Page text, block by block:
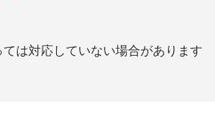
は対応していない場合があります